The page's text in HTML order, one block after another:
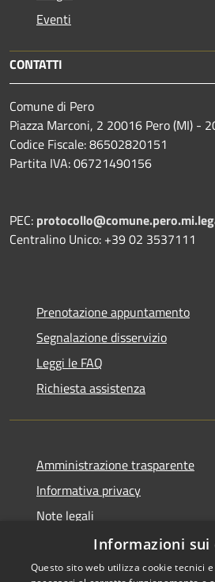
Eventi
CONTATTI
Comune di Pero
Piazza Marconi, 2 20016 Pero (MI) -
Codice Fiscale: 86502820151
Partita IVA: 06721490156
PEC:
Centralino Unico: +39 02 3537111
Prenotazione appuntamento
Segnalazione disservizio
Leggi le FAQ
Richiesta assistenza
Amministrazione trasparente
Informativa privacy
Note legali
Dichiarazione di accessibilità
Informazioni sui
Questo sito web utilizza cookie tecnici